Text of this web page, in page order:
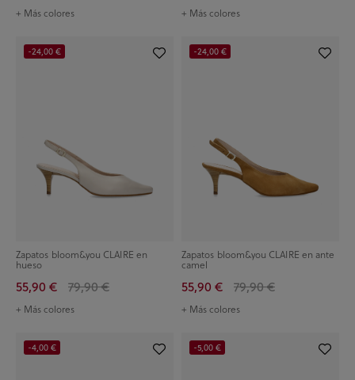
+ Más colores + Más colores
Zapatos bloom&you CLAIRE en
hueso
55,90 € 79,90 €
+ Más colores
-24,00 €
Zapatos bloom&you CLAIRE en ante
camel
55,90 € 79,90 €
+ Más colores
-24,00 €
-4,00 € -5,00 €